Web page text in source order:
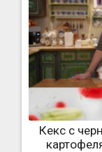
Кекс с